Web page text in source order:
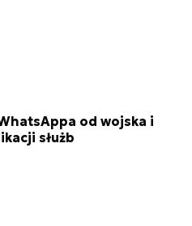
od wojska i
służb